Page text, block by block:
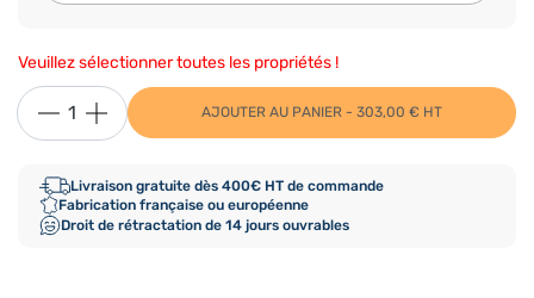
Veuillez sélectionner toutes les propriétés !
AJOUTER AU PANIER - 303,00 € HT
Livraison gratuite dès 400€ HT de commande
Fabrication française ou européenne
Droit de rétractation de 14 jours ouvrables